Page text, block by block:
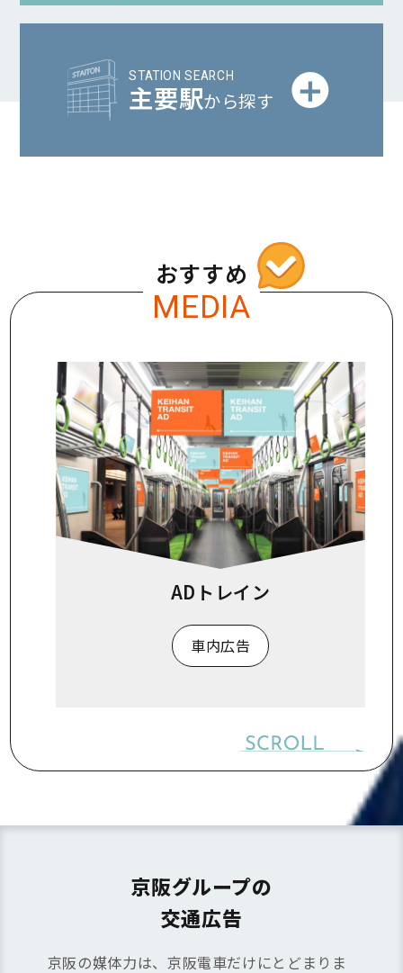
STATION SEARCH
主要駅から探す
おすすめ
MEDIA
ADトレイン
車内広告
京阪グループの
交通広告
京阪の媒体力は、京阪電車だけにとどまりま